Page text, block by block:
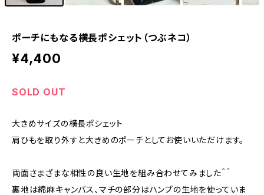
ポーチにもなる横長ポシェット（つぶネコ）
¥4,400
SOLD OUT
大きめサイズの横長ポシェット
肩ひもを取り外すと大きめのポーチとしてお使いいただけます。
両面さまざまな相性の良い生地を組み合わせてみました＾＾
裏地は綿麻キャンバス、マチの部分はハンプの生地を使っていま